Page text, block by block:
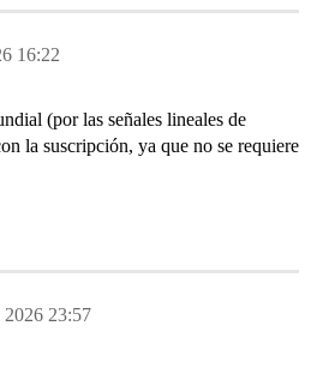
16:22
(por las señales lineales de
la suscripción, ya que no se requiere
23:57